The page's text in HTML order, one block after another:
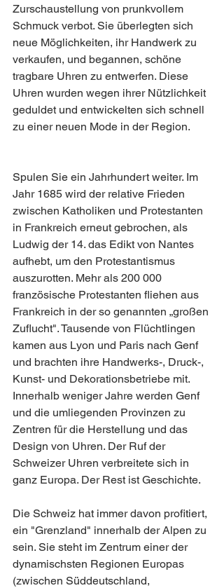
Zurschaustellung von prunkvollem
Schmuck verbot. Sie überlegten sich
neue Möglichkeiten, ihr Handwerk zu
verkaufen, und begannen, schöne
tragbare Uhren zu entwerfen. Diese
Uhren wurden wegen ihrer Nützlichkeit
geduldet und entwickelten sich schnell
zu einer neuen Mode in der Region.
Spulen Sie ein Jahrhundert weiter. Im
Jahr 1685 wird der relative Frieden
zwischen Katholiken und Protestanten
in Frankreich erneut gebrochen, als
Ludwig der 14. das Edikt von Nantes
aufhebt, um den Protestantismus
auszurotten. Mehr als 200 000
französische Protestanten fliehen aus
Frankreich in der so genannten „großen
Zuflucht". Tausende von Flüchtlingen
kamen aus Lyon und Paris nach Genf
und brachten ihre Handwerks-, Druck-,
Kunst- und Dekorationsbetriebe mit.
Innerhalb weniger Jahre werden Genf
und die umliegenden Provinzen zu
Zentren für die Herstellung und das
Design von Uhren. Der Ruf der
Schweizer Uhren verbreitete sich in
ganz Europa. Der Rest ist Geschichte.
Die Schweiz hat immer davon profitiert,
ein "Grenzland" innerhalb der Alpen zu
sein. Sie steht im Zentrum einer der
dynamischsten Regionen Europas
(zwischen Süddeutschland,